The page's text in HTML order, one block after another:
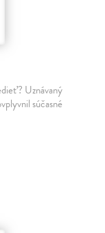
Uznávaný
súčasné